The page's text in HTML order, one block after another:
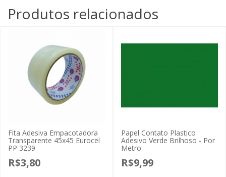
Produtos relacionados
Fita Adesiva Empacotadora
Transparente 45x45 Eurocel
PP 3239
R$3,80
Papel Contato Plastico
Adesivo Verde Brilhoso - Por
Metro
R$9,99